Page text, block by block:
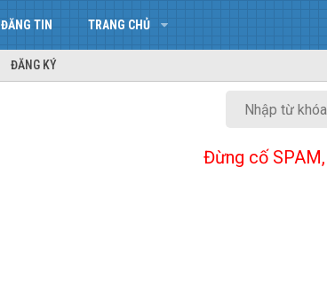
ĐĂNG TIN TRANG CHỦ
ĐĂNG KÝ
Đừng cố